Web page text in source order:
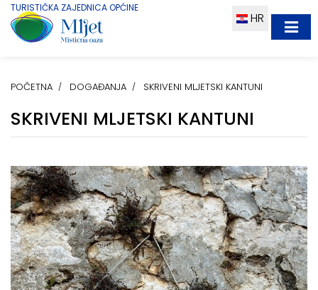
TURISTIČKA ZAJEDNICA OPĆINE
HR
POČETNA DOGAĐANJA SKRIVENI MLJETSKI KANTUNI
SKRIVENI MLJETSKI KANTUNI